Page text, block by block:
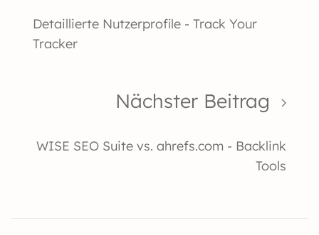
Detaillierte Nutzerprofile - Track Your
Tracker
Nächster Beitrag
WISE SEO Suite vs. ahrefs.com - Backlink
Tools